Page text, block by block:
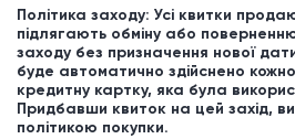
Політика заходу: Усі квитки
підлягають обміну або
заходу без призначення нової
буде автоматично здійснено
кредитну картку, яка була
Придбавши квиток на цей захід,
політикою покупки.